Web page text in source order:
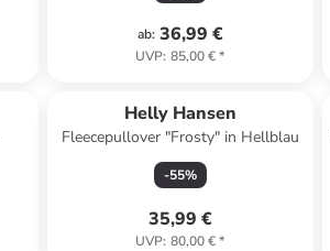
ab: 36,99 €
UVP: 85,00 €*
Helly Hansen
Fleecepullover "Frosty" in Hellblau
-55%
35,99 €
UVP: 80,00 €*